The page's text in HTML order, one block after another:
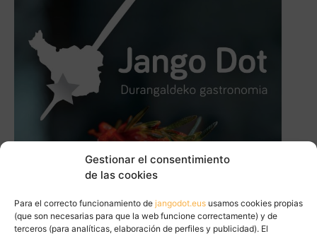
Gestionar el consentimiento
de las cookies
Para el correcto funcionamiento de jangodot.eus usamos cookies propias
(que son necesarias para que la web funcione correctamente) y de
terceros (para analíticas, elaboración de perfiles y publicidad). El